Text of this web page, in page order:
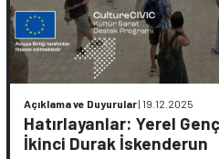
Açıklama ve Duyurular|19.12.2025
Hatırlayanlar: Yerel
İkinci Durak İskenderun